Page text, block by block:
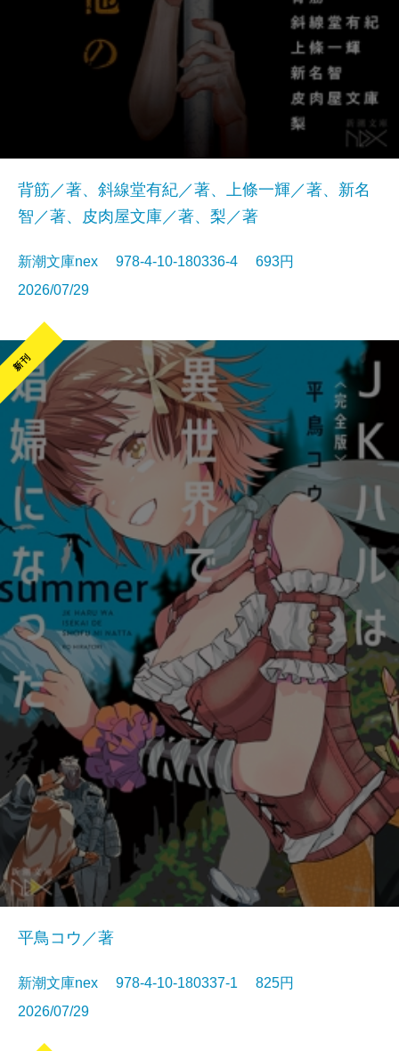
背筋／著、斜線堂有紀／著、上條一輝／著、新名
智／著、皮肉屋文庫／著、梨／著
新潮文庫nex 978-4-10-180336-4 693円
2026/07/29
新刊
平鳥コウ／著
新潮文庫nex 978-4-10-180337-1 825円
2026/07/29